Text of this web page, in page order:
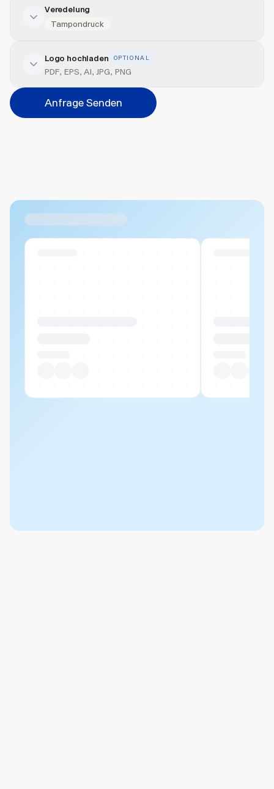
Veredelung
Tampondruck
Veredelung hinzufügen
Position
Bitte wählen...
Logo hochladen OPTIONAL
PDF, EPS, AI, JPG, PNG
Anfrage Senden
Ähnliche Produkte